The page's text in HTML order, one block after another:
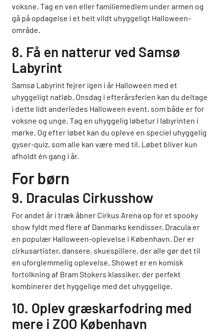
voksne. Tag en ven eller familiemedlem under armen og
gå på opdagelse i et helt vildt uhyggeligt Halloween-
område.
8. Få en natterur ved Samsø
Labyrint
Samsø Labyrint fejrer igen i år Halloween med et
uhyggeligt natløb. Onsdag i efterårsferien kan du deltage
i dette lidt anderledes Halloween event, som både er for
voksne og unge. Tag en uhyggelig løbetur i labyrinten i
mørke. Og efter løbet kan du opleve en speciel uhyggelig
gyser-quiz, som alle kan være med til. Løbet bliver kun
afholdt én gang i år.
For børn
9. Draculas Cirkusshow
For andet år i træk åbner Cirkus Arena op for et spooky
show fyldt med flere af Danmarks kendisser. Dracula er
en populær Halloween-oplevelse i København. Der er
cirkusartister, dansere, skuespillere, der alle gør det til
en uforglemmelig oplevelse. Showet er en komisk
fortolkning af Bram Stokers klassiker, der perfekt
kombinerer det hyggelige med det uhyggelige.
10. Oplev græskarfodring med
mere i ZOO København